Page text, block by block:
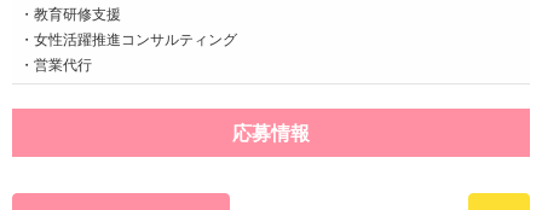
・教育研修支援
・女性活躍推進コンサルティング
・営業代行
応募情報